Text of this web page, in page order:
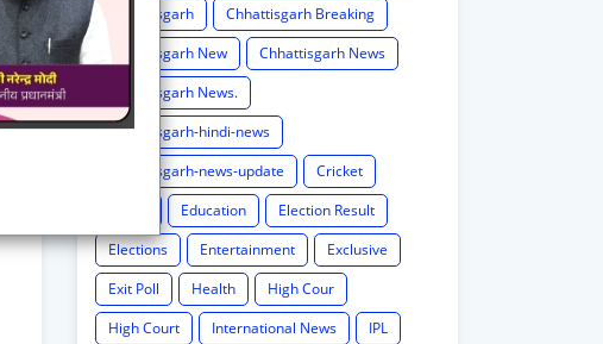
Chhattisgarh
Chhattisgarh Breaking
Chhattisgarh New
Chhattisgarh News
Chhattisgarh News.
Chhattisgarh-hindi-news
Chhattisgarh-news-update
Cricket
Education
Election Result
Elections
Entertainment
Exclusive
Exit Poll
Health
High Cour
High Court
International News
IPL